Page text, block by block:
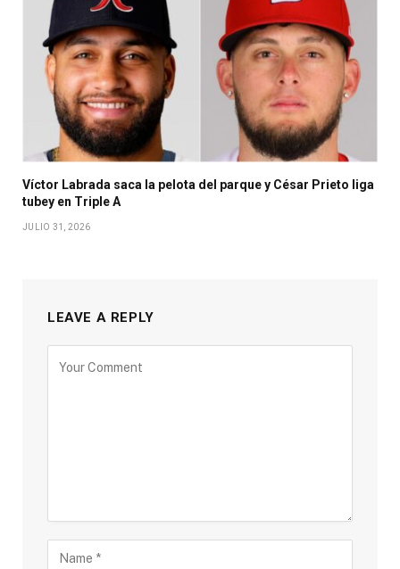
Víctor Labrada saca la pelota del parque y César Prieto liga
tubey en Triple A
JULIO 31, 2026
LEAVE A REPLY